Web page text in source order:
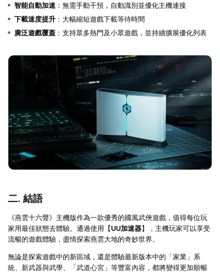
智能自動加速 ：無需手動干預，自動識別並優化主機連接
下載速度提升 ：大幅縮短遊戲下載等待時間
廣泛遊戲覆蓋 ：支持眾多熱門及小眾遊戲，並持續擴展優化列表
二. 結語
《燕雲十六聲》主機版作為一款優秀的國風武俠遊戲，值得每位玩
家用最佳狀態去體驗。通過使用【UU加速器】，主機玩家可以享受
流暢的遊戲體驗，盡情探索燕雲大地的奇妙世界。
無論是探索遊戲中的新區域，還是體驗最新版本中的「家業」系
統、新武器與武學、「武道心宮」等豐富內容，都將變得更加順暢